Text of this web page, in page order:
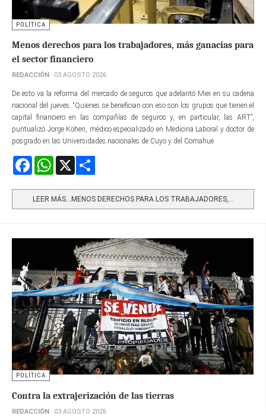
POLÍTICA
Menos derechos para los trabajadores, más ganacias para
el sector financiero
REDACCIÓN 03 AGOSTO 2026
De esto va la reforma del mercado de seguros que adelantó Miei en su cadena
nacional del jueves. “Quienes se benefician con eso son los grupos que tienen el
capital financiero en las compañías de seguros y, en particular, las ART”,
puntualizó Jorge Kohen, médico especializado en Medicina Laboral y doctor de
posgrado en las Universidades nacionales de Cuyo y del Comahue.
FacebookWhatsApp
LEER MÁS…MENOS DERECHOS PARA LOS TRABAJADORES,...
POLÍTICA
Contra la extrajerización de las tierras
REDACCIÓN 03 AGOSTO 2026